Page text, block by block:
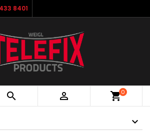
8401
  shopping_cart0